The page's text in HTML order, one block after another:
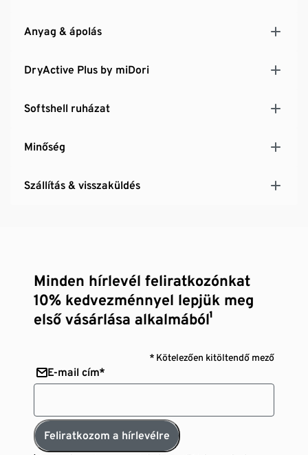
Anyag & ápolás
DryActive Plus by miDori
Softshell ruházat
Minőség
Szállítás & visszaküldés
Minden hírlevél feliratkozónkat
10% kedvezménnyel lepjük meg
első vásárlása alkalmából¹
* Kötelezően kitöltendő mező
E-mail cím*
Feliratkozom a hírlevélre